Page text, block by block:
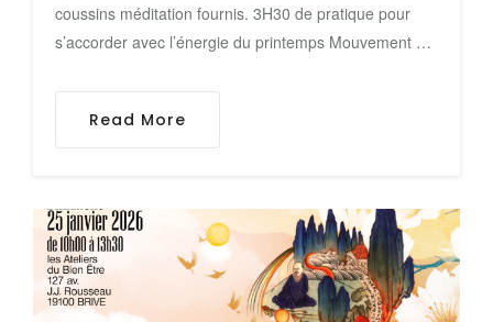
coussins méditation fournis. 3H30 de pratique pour
s’accorder avec l’énergie du printemps Mouvement …
Read More